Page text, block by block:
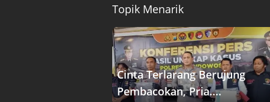
Topik Menarik
Cinta Terlarang Berujung
Pembacokan, Pria....